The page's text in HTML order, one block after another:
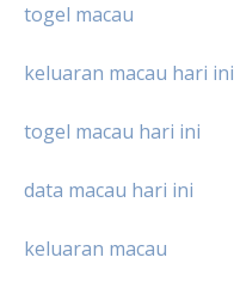
togel macau
keluaran macau hari ini
togel macau hari ini
data macau hari ini
keluaran macau